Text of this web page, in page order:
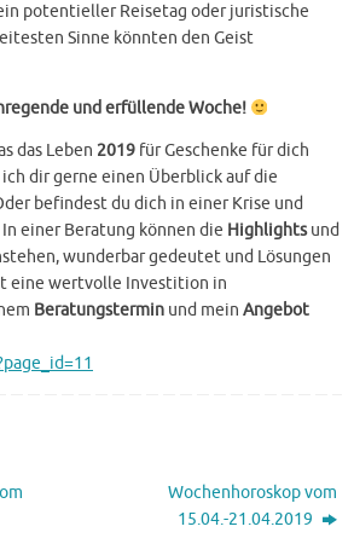
potentieller Reisetag oder juristische
Sinne könnten den Geist
und erfüllende Woche!
das Leben 2019 für Geschenke für dich
dir gerne einen Überblick auf die
befindest du dich in einer Krise und
einer Beratung können die Highlightsund
wunderbar gedeutet und Lösungen
eine wertvolle Investition in
Beratungstermin und mein Angebot
Wochenhoroskop vom
15.04.-21.04.2019